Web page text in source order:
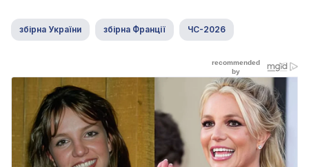
збірна України збірна Франції ЧС-2026